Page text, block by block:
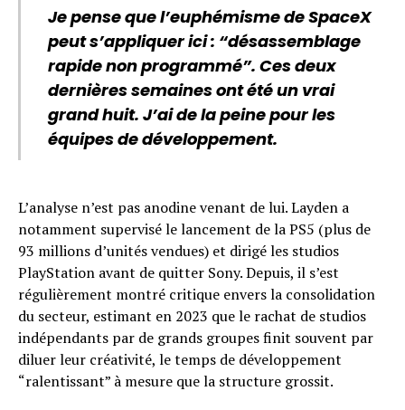
Je pense que l’euphémisme de SpaceX
peut s’appliquer ici : “désassemblage
rapide non programmé”. Ces deux
dernières semaines ont été un vrai
grand huit. J’ai de la peine pour les
équipes de développement.
L’analyse n’est pas anodine venant de lui. Layden a
notamment supervisé le lancement de la PS5 (plus de
93 millions d’unités vendues) et dirigé les studios
PlayStation avant de quitter Sony. Depuis, il s’est
régulièrement montré critique envers la consolidation
du secteur, estimant en 2023 que le rachat de studios
indépendants par de grands groupes finit souvent par
diluer leur créativité, le temps de développement
“ralentissant” à mesure que la structure grossit.